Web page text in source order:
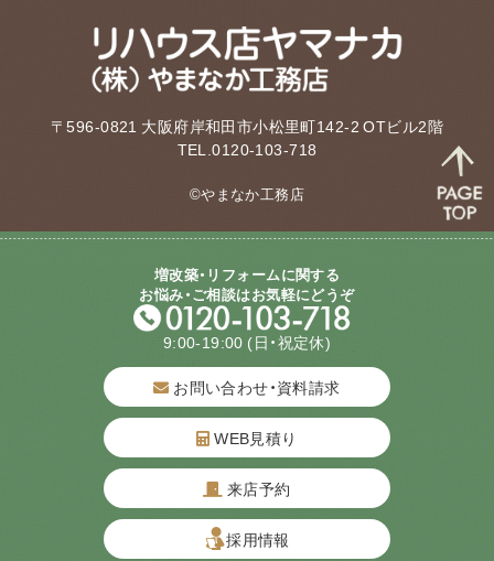
〒596-0821 大阪府岸和田市小松里町142-2 OTビル2階
TEL.0120-103-718
©やまなか工務店
増改築・リフォームに関する
お悩み・ご相談はお気軽にどうぞ
9:00-19:00 (日・祝定休)
お問い合わせ・資料請求
WEB見積り
来店予約
採用情報